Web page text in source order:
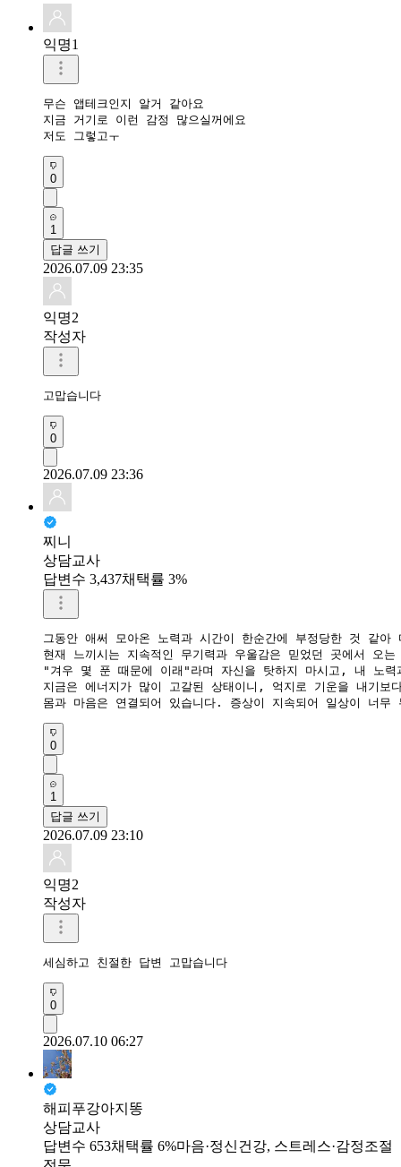
익명1
무슨 앱테크인지 알거 같아요
지금 거기로 이런 감정 많으실꺼에요
저도 그렇고ㅜ
0
1
답글 쓰기
2026.07.09 23:35
익명2
작성자
고맙습니다
0
2026.07.09 23:36
찌니
상담교사
답변수 3,437채택률 3%
그동안 애써 모아온 노력과 시간이 한순간에 부정당한 것 같
현재 느끼시는 지속적인 무기력과 우울감은 믿었던 곳에서
​"겨우 몇 푼 때문에 이래"라며 자신을 탓하지 마시고, 내 노
지금은 에너지가 많이 고갈된 상태이니, 억지로 기운을 내기
몸과 마음은 연결되어 있습니다. 증상이 지속되어 일상이 너
0
1
답글 쓰기
2026.07.09 23:10
익명2
작성자
세심하고 친절한 답변 고맙습니다
0
2026.07.10 06:27
해피푸강아지똥
상담교사
답변수 653채택률 6%마음·정신건강, 스트레스·감정조절